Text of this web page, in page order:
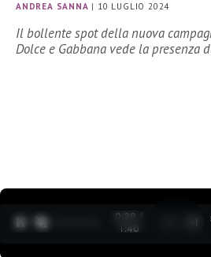
ANDREA SANNA | 10 LUGLIO 2024
Il bollente spot della nuova
Dolce e Gabbana vede la presenza
0:30 /
1:40